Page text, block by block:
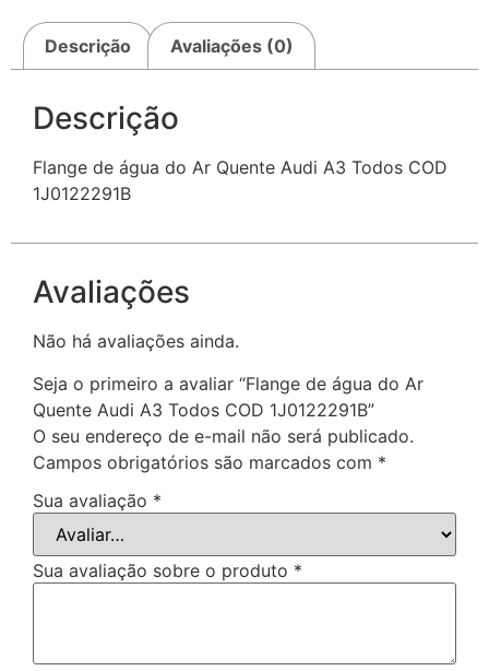
Descrição Avaliações (0)
Descrição
Flange de água do Ar Quente Audi A3 Todos COD
1J0122291B
Avaliações
Não há avaliações ainda.
Seja o primeiro a avaliar “Flange de água do Ar
Quente Audi A3 Todos COD 1J0122291B”
O seu endereço de e-mail não será publicado.
Campos obrigatórios são marcados com *
Sua avaliação *
Sua avaliação sobre o produto *